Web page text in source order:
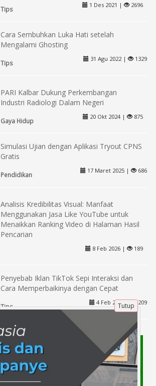
Tips
1 Des 2021 | 2696
Cara Sembuhkan Luka Hati setelah
Mengalami Ghosting
Tips
31 Agu 2022 | 1329
PARI Kalbar Dukung Perkembangan
Industri Radiologi Dalam Negeri
Gaya Hidup
20 Okt 2024 | 875
Simulasi Ujian dengan Aplikasi Tryout CPNS
Gratis
Pendidikan
17 Maret 2025 | 686
Analisis Kredibilitas Visual: Manfaat
Menggunakan Jasa Like YouTube untuk
Menaikkan Ranking Video di Halaman Hasil
Pencarian
8 Feb 2026 | 189
Penyebab Iklan TikTok Sepi Interaksi dan
Cara Memperbaikinya dengan Cepat
Tips
4 Feb 2026 | 209
Tutup